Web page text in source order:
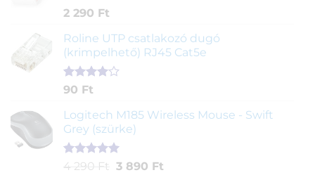
Értékelés
ből,
2
értékelés
alapján
2 290 Ft
Roline UTP csatlakozó dugó
(krimpelhető) RJ45 Cat5e
Értékelés
5-ből,
2
értékelés
alapján
90 Ft
Logitech M185 Wireless Mouse - Swift
Grey (szürke)
Értékelés
1
4 290 Ft
Original
3 890 FtCurrent